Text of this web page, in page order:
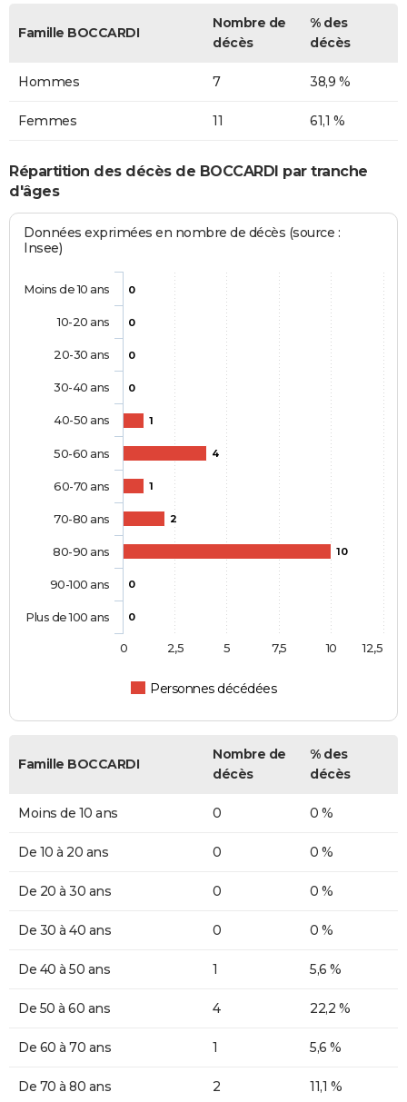
Famille BOCCARDI
Nombre de
décès
% des
décès
Hommes 7 38,9 %
Femmes 11 61,1 %
Répartition des décès de BOCCARDI par tranche
d'âges
Données exprimées en nombre de décès (source :
Insee)
0
0
0
0
1
4
1
2
10
0
0
Personnes décédées
Moins de 10 ans
10-20 ans
20-30 ans
30-40 ans
40-50 ans
50-60 ans
60-70 ans
70-80 ans
80-90 ans
90-100 ans
Plus de 100 ans
0 10
2,5 5 7,5 12,5
Famille BOCCARDI
Nombre de
décès
% des
décès
Moins de 10 ans 0 0 %
De 10 à 20 ans 0 0 %
De 20 à 30 ans 0 0 %
De 30 à 40 ans 0 0 %
De 40 à 50 ans 1 5,6 %
De 50 à 60 ans 4 22,2 %
De 60 à 70 ans 1 5,6 %
De 70 à 80 ans 2 11,1 %